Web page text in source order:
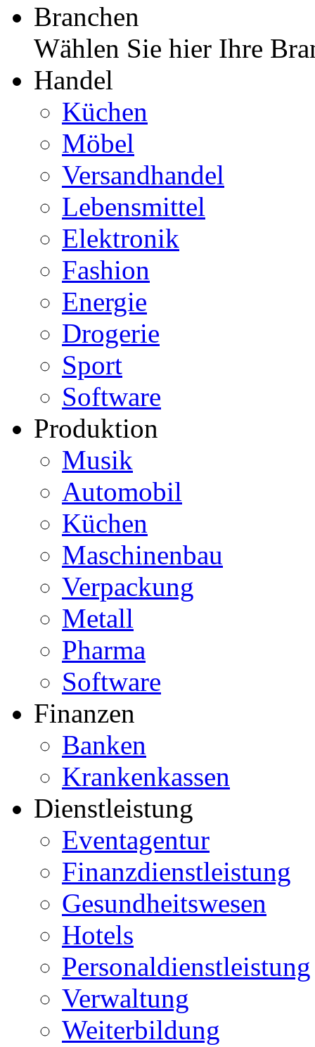
Branchen
Wählen Sie hier Ihre
Handel
Küchen
Möbel
Versandhandel
Lebensmittel
Elektronik
Fashion
Energie
Drogerie
Sport
Software
Produktion
Musik
Automobil
Küchen
Maschinenbau
Verpackung
Metall
Pharma
Software
Finanzen
Banken
Krankenkassen
Dienstleistung
Eventagentur
Finanzdienstleistung
Gesundheitswesen
Hotels
Personaldienstleistung
Verwaltung
Weiterbildung